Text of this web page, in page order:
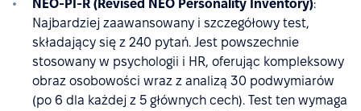
NEO-PI-R (Revised NEO Personality Inventory):
Najbardziej zaawansowany i szczegółowy test,
składający się z 240 pytań. Jest powszechnie
stosowany w psychologii i HR, oferując kompleksowy
obraz osobowości wraz z analizą 30 podwymiarów
(po 6 dla każdej z 5 głównych cech). Test ten wymaga